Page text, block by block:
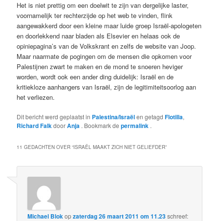
Het is niet prettig om een doelwit te zijn van dergelijke laster,
voornamelijk ter rechterzijde op het web te vinden, flink
aangewakkerd door een kleine maar luide groep Israël-apologeten
en doorlekkend naar bladen als Elsevier en helaas ook de
opiniepagina’s van de Volkskrant en zelfs de website van Joop.
Maar naarmate de pogingen om de mensen die opkomen voor
Palestijnen zwart te maken en de mond te snoeren heviger
worden, wordt ook een ander ding duidelijk: Israël en de
kritiekloze aanhangers van Israël, zijn de legitimiteitsoorlog aan
het verliezen.
Dit bericht werd geplaatst in Palestina/Israëlen getagdFlotilla,
Richard FalkdoorAnja . Bookmark depermalink .
11 GEDACHTEN OVER “ISRAËL MAAKT ZICH NIET GELIEFDER”
Michael Blokopzaterdag 26 maart 2011 om 11.23schreef: